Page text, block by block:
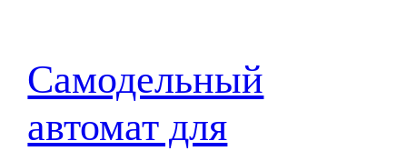
Самодельный
автомат для